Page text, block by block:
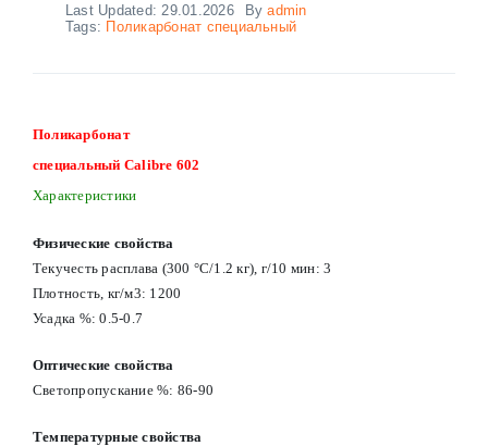
Last Updated: 29.01.2026 Byadmin
Tags: Поликарбонат cпециальный
Поликарбонат
cпециальный Calibre 602
Характеристики
Физические свойства
Текучесть расплава (300 °C/1.2 кг), г/10 мин: 3
Плотность, кг/м3: 1200
Усадка %: 0.5-0.7
Оптические свойства
Светопропускание %: 86-90
Температурные свойства